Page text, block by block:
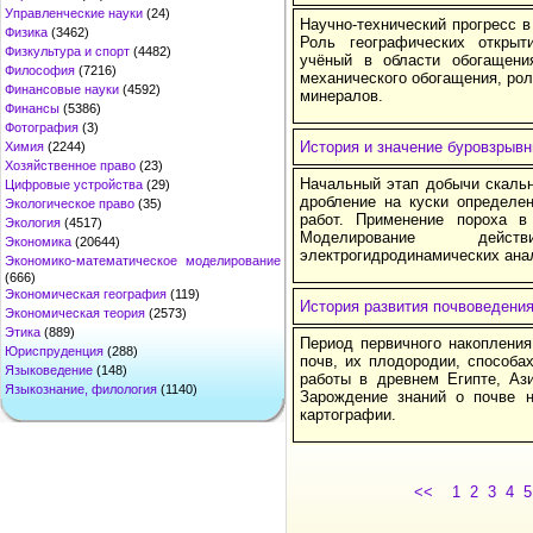
Управленческие науки (24)
Физика (3462)
Физкультура и спорт (4482)
Философия (7216)
Финансовые науки (4592)
Финансы (5386)
Фотография (3)
Химия (2244)
Хозяйственное право (23)
Цифровые устройства (29)
Экологическое право (35)
Экология (4517)
Экономика (20644)
Экономико-математическое моделирование
(666)
Экономическая география (119)
Экономическая теория (2573)
Этика (889)
Юриспруденция (288)
Языковедение (148)
Языкознание, филология (1140)
Научно-технический
Роль географических
учёный в области
механического обогащения,
минералов.
История и значение
Начальный этап добычи
дробление на куски
работ. Применение пороха
Моделирование
электрогидродинамических
История развития почвоведения
Период первичного
почв, их плодородии,
работы в древнем Египте,
Зарождение знаний о почве
картографии.
<< 1 2 3 4 5